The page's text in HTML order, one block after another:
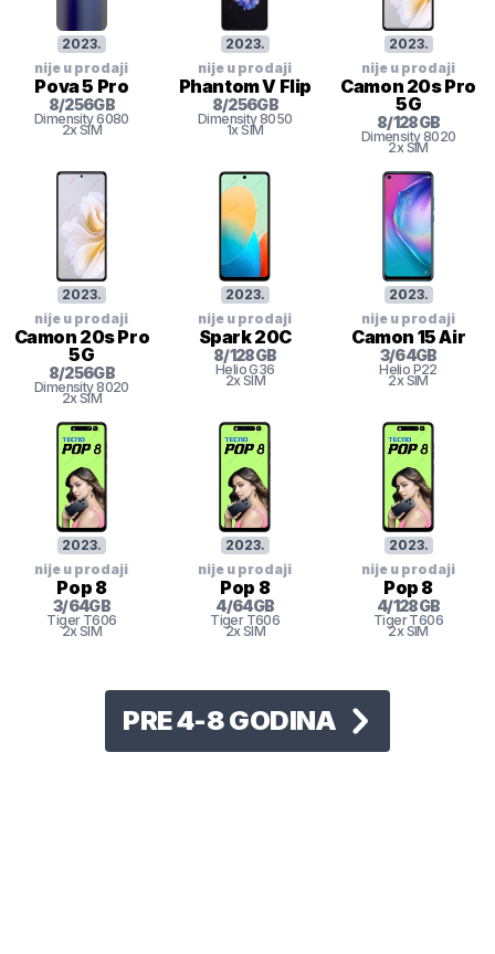
2023.
nije u prodaji
Pova 5 Pro
8/256GB
Dimensity6080
2x SIM
2023.
nije u prodaji
Phantom V Flip
8/256GB
Dimensity8050
1x SIM
2023.
nije u prodaji
Camon 20s Pro
5G
8/128GB
Dimensity8020
2x SIM
2023.
nije u prodaji
Camon 20s Pro
5G
8/256GB
Dimensity8020
2x SIM
2023.
nije u prodaji
Spark 20C
8/128GB
HelioG36
2x SIM
2023.
nije u prodaji
Camon 15 Air
3/64GB
Helio P22
2x SIM
2023.
nije u prodaji
Pop 8
3/64GB
Tiger T606
2x SIM
2023.
nije u prodaji
Pop 8
4/64GB
Tiger T606
2x SIM
2023.
nije u prodaji
Pop 8
4/128GB
TigerT606
2x SIM
PRE 4-8 GODINA